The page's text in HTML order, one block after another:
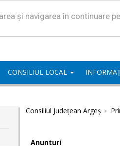
și navigarea în continuare
CONSILIUL LOCAL
Consiliul Județean Argeș
Anunturi